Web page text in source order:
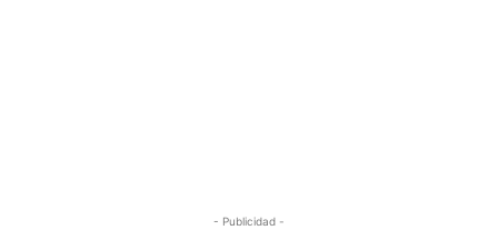
- Publicidad -